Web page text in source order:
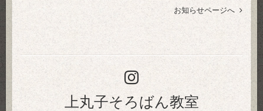
お知らせページへ
上丸子そろばん教室